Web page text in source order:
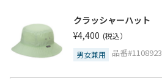
クラッシャーハット
¥4,400 (税込）
男女兼用
品番#1108923